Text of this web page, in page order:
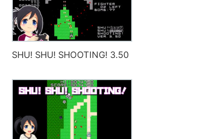
SHU! SHU! SHOOTING! 3.50